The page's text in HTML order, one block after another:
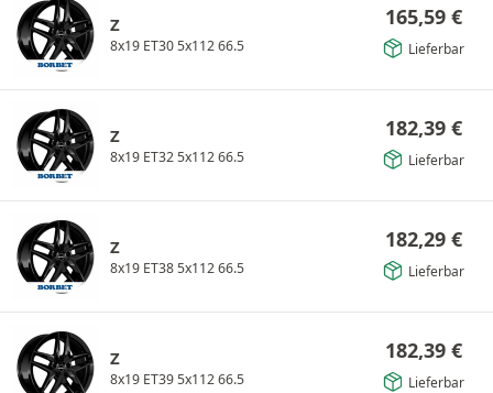
Z
8x19 ET30 5x112 66.5
165,59 €
Lieferbar
Z
8x19 ET32 5x112 66.5
182,39 €
Lieferbar
Z
8x19 ET38 5x112 66.5
182,29 €
Lieferbar
Z
8x19 ET39 5x112 66.5
182,39 €
Lieferbar